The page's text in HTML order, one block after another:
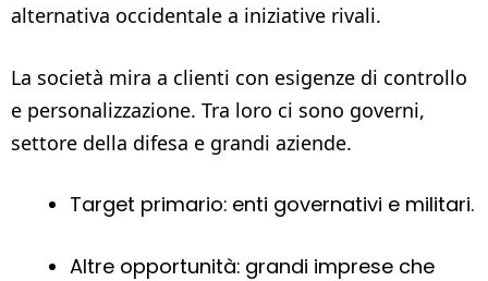
alternativa occidentale a iniziative rivali.
La società mira a clienti con esigenze di controllo
e personalizzazione. Tra loro ci sono governi,
settore della difesa e grandi aziende.
Target primario: enti governativi e militari.
Altre opportunità: grandi imprese che